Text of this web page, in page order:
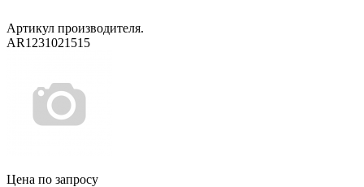
Артикул производителя.
AR1231021515
Цена по запросу